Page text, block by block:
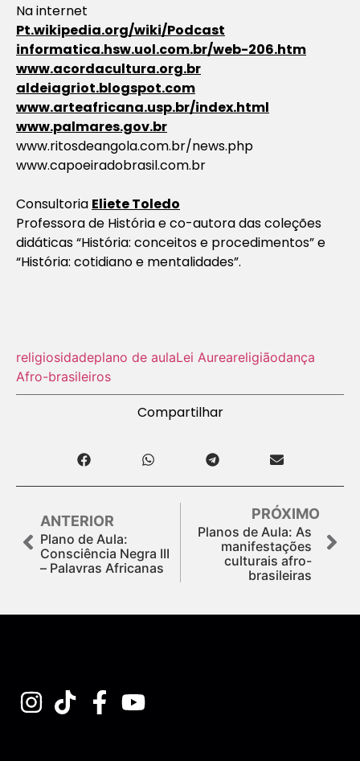
Na internet
Pt.wikipedia.org/wiki/Podcast
informatica.hsw.uol.com.br/web-206.htm
www.acordacultura.org.br
aldeiagriot.blogspot.com
www.arteafricana.usp.br/index.html
www.palmares.gov.br
www.ritosdeangola.com.br/news.php
www.capoeiradobrasil.com.br
Consultoria Eliete Toledo
Professora de História e co-autora das coleções
didáticas “História: conceitos e procedimentos” e
“História: cotidiano e mentalidades”.
religiosidadeplano de aulaLei Aureareligiãodança
Afro-brasileiros
Compartilhar
ANTERIOR
Plano de Aula:
Consciência Negra III
– Palavras Africanas
PRÓXIMO
Planos de Aula: As
manifestações
culturais afro-
brasileiras